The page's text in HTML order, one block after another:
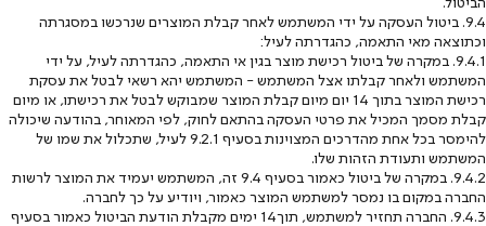
9.4. ביטול העסקה על ידי המשתמש לאחר קבלת המוצרים שנרכשו במסגרתה
וכתוצאה מאי התאמה, כהגדרתה לעיל:
9.4.1. במקרה של ביטול רכישת מוצר בגין אי התאמה, כהגדרתה לעיל, על ידי
המשתמש ולאחר קבלתו אצל המשתמש - המשתמש יהא רשאי לבטל את עסקת
רכישת המוצר בתוך 14 יום מיום קבלת המוצר שמבוקש לבטל את רכישתו, או מיום
קבלת מסמך המכיל את פרטי העסקה בהתאם לחוק, לפי המאוחר, בהודעה שיכולה
להימסר בכל אחת מהדרכים המצוינות בסעיף ‎9.2.1 לעיל, שתכלול את שמו של
המשתמש ותעודת הזהות שלו.
9.4.2. במקרה של ביטול כאמור בסעיף ‎9.4 זה, המשתמש יעמיד את המוצר לרשות
החברה במקום בו נמסר למשתמש המוצר כאמור, ויודיע על כך לחברה.
9.4.3. החברה תחזיר למשתמש, תוך14 ימים מקבלת הודעת הביטול כאמור בסעיף